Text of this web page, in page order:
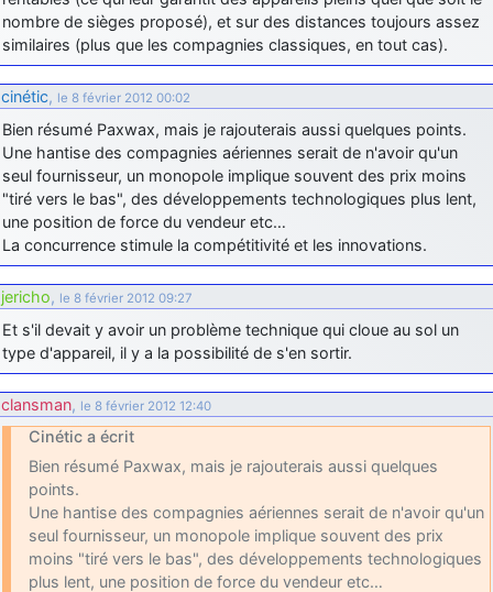
d9pouces : cette fois, c'est le Brésil et Singapour qui mettent le site
par terre
jericho: Ah ben je peux te confirmer que j'étais resté dans le filtre…
d9pouces: Désolé ! Mon filtrage a été un peu trop violent
manifestement
tout voir
nombre de sièges proposé), et sur des distances toujours assez
similaires (plus que les compagnies classiques, en tout cas).
cinétic, le 8 février 2012 00:02
Bien résumé Paxwax, mais je rajouterais aussi quelques points.
Une hantise des compagnies aériennes serait de n'avoir qu'un
seul fournisseur, un monopole implique souvent des prix moins
"tiré vers le bas", des développements technologiques plus lent,
une position de force du vendeur etc…
La concurrence stimule la compétitivité et les innovations.
jericho, le 8 février 2012 09:27
Et s'il devait y avoir un problème technique qui cloue au sol un
type d'appareil, il y a la possibilité de s'en sortir.
clansman, le 8 février 2012 12:40
Cinétic a écrit
Bien résumé Paxwax, mais je rajouterais aussi quelques
points.
Une hantise des compagnies aériennes serait de n'avoir qu'un
seul fournisseur, un monopole implique souvent des prix
moins "tiré vers le bas", des développements technologiques
plus lent, une position de force du vendeur etc…